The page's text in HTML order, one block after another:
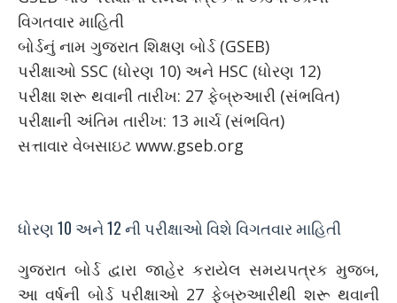
વિગતવાર માહિતી
બોર્ડનું નામ ગુજરાત શિક્ષણ બોર્ડ (GSEB)
પરીક્ષાઓ SSC (ધોરણ 10) અને HSC (ધોરણ 12)
પરીક્ષા શરૂ થવાની તારીખ: 27 ફેબ્રુઆરી (સંભવિત)
પરીક્ષાની અંતિમ તારીખ: 13 માર્ચ (સંભવિત)
સત્તાવાર વેબસાઇટ www.gseb.org
ધોરણ 10 અને 12 ની પરીક્ષાઓ વિશે વિગતવાર માહિતી
ગુજરાત બોર્ડ દ્વારા જાહેર કરાયેલ સમયપત્રક મુજબ,
આ વર્ષની બોર્ડ પરીક્ષાઓ 27 ફેબ્રુઆરીથી શરૂ થવાની